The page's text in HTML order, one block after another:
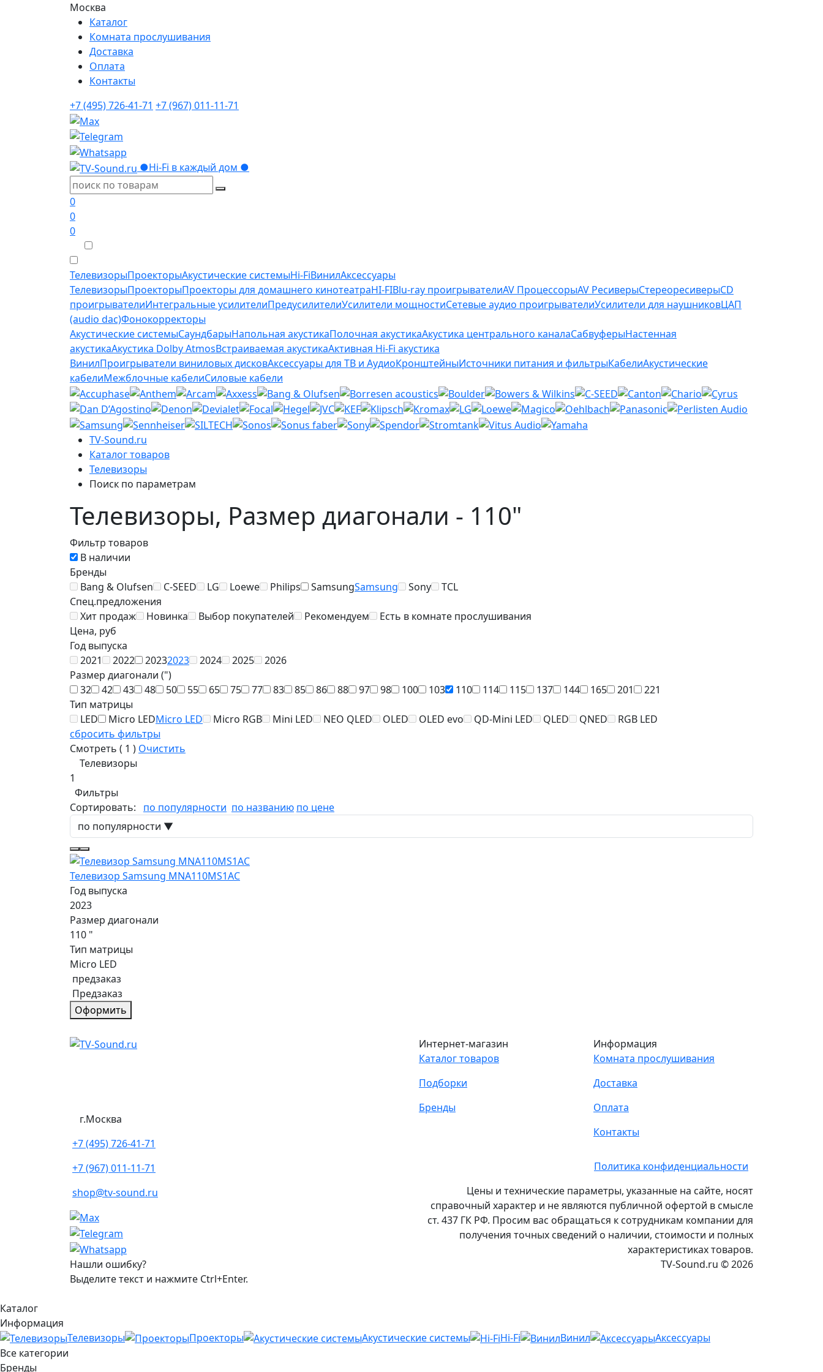
Москва
Каталог
Комната прослушивания
Доставка
Оплата
Контакты
+7 (495) 726-41-71 +7 (967) 011-11-71
●Hi-Fi в каждый дом ●
0
0
0
ТелевизорыПроекторыАкустические системыHi-FiВинилАксессуары
ТелевизорыПроекторыПроекторы для домашнего кинотеатраHI-FIBlu-ray проигрывателиAV ПроцессорыAV РесиверыСтереоресиверыCD
проигрывателиИнтегральные усилителиПредусилителиУсилители мощностиСетевые аудио проигрывателиУсилители для наушниковЦАП
(audio dac)Фонокорректоры
Акустические системыСаундбарыНапольная акустикаПолочная акустикаАкустика центрального каналаСабвуферыНастенная
акустикаАкустика Dolby AtmosВстраиваемая акустикаАктивная Hi-Fi акустика
ВинилПроигрыватели виниловых дисковАксессуары для ТВ и АудиоКронштейныИсточники питания и фильтрыКабелиАкустические
кабелиМежблочные кабелиСиловые кабели
TV-Sound.ru
Каталог товаров
Телевизоры
Поиск по параметрам
Телевизоры, Размер диагонали - 110"
Фильтр товаров
В наличии
Бренды
Bang & Olufsen
C-SEED LG Loewe Philips SamsungSamsung Sony
TCL
Спец.предложения
Хит продаж
Новинка Выбор покупателей Рекомендуем
Есть в комнате прослушивания
Цена, руб
Год выпуска
2021
2022 20232023 2024 2025
2026
Размер диагонали (")
32
42 43 48 50 55 65 75 77 83 85 86 88 97 98 100 103 110 114 115 137 144 165 201
221
Тип матрицы
LED
Micro LEDMicro LED Micro RGB Mini LED NEO QLED OLED OLED evo QD-Mini LED QLED QNED
RGB LED
сбросить фильтры
Смотреть ( 1 ) Очистить
Телевизоры
1
Фильтры
Сортировать: по популярности по названию по цене
Телевизор Samsung MNA110MS1AC
Год выпуска
2023
Размер диагонали
110 "
Тип матрицы
Micro LED
предзаказ
Предзаказ
Оформить
г.Москва
+7 (495) 726-41-71
+7 (967) 011-11-71
shop@tv-sound.ru
Интернет-магазин
Каталог товаров
Подборки
Бренды
Информация
Комната прослушивания
Доставка
Оплата
Контакты
Политика конфиденциальности
Цены и технические параметры, указанные на сайте, носят
справочный характер и не являются публичной офертой в смысле
ст. 437 ГК РФ. Просим вас обращаться к сотрудникам компании для
получения точных сведений о наличии, стоимости и полных
характеристиках товаров.
Нашли ошибку?
Выделите текст и нажмите Ctrl+Enter.
TV-Sound.ru © 2026
Каталог
Информация
Телевизоры
Проекторы Акустические системы Hi-Fi Винил
Аксессуары
Все категории
Бренды